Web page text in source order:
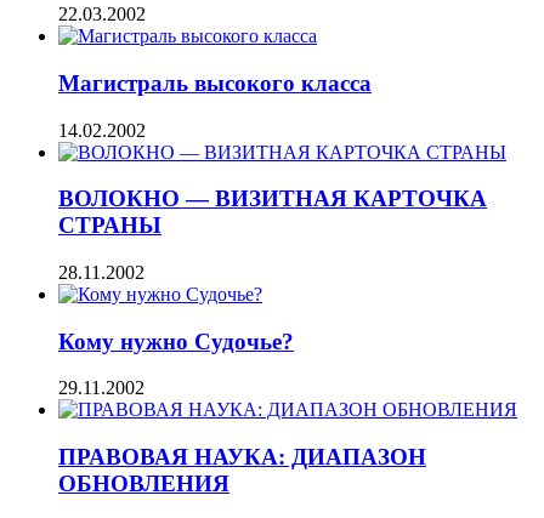
22.03.2002
Магистраль высокого класса
14.02.2002
ВОЛОКНО — ВИЗИТНАЯ КАРТОЧКА
СТРАНЫ
28.11.2002
Кому нужно Судочье?
29.11.2002
ПРАВОВАЯ НАУКА: ДИАПАЗОН
ОБНОВЛЕНИЯ